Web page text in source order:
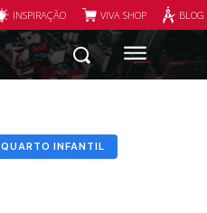
INSPIRAÇÃO VIVA SHOP
QUARTO INFANTIL